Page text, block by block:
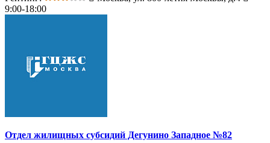
9:00-18:00
Отдел жилищных субсидий Дегунино Западное №82